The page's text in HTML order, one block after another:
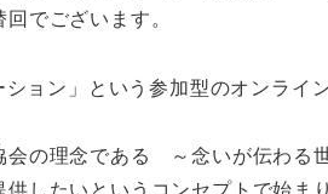
でございます。
ョン」という参加型のオンライ
会の理念である ～念いが伝わ